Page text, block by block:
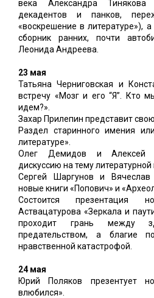
века Александра Тинякова
декадентов и панков,
«воскрешение в литературе»),
сборник ранних, почти
Леонида Андреева.
23 мая
Татьяна Черниговская и
встречу «Мозг и его “Я”. Кто
идем?».
Захар Прилепин представит
Раздел старинного имения
литературе».
Олег Демидов и Алексей
дискуссию на тему литературной
Сергей Шаргунов и Вячеслав
новые книги «Попович» и
Состоится презентация
Аствацатурова «Зеркала и
проходит грань между
предательством, а благие
нравственной катастрофой.
24 мая
Юрий Поляков презентует
влюбился».